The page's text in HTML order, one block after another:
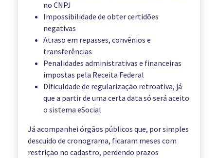
no CNPJ
Impossibilidade de obter certidões
negativas
Atraso em repasses, convênios e
transferências
Penalidades administrativas e financeiras
impostas pela Receita Federal
Dificuldade de regularização retroativa, já
que a partir de uma certa data só será aceito
o sistema eSocial
Já acompanhei órgãos públicos que, por simples
descuido de cronograma, ficaram meses com
restrição no cadastro, perdendo prazos